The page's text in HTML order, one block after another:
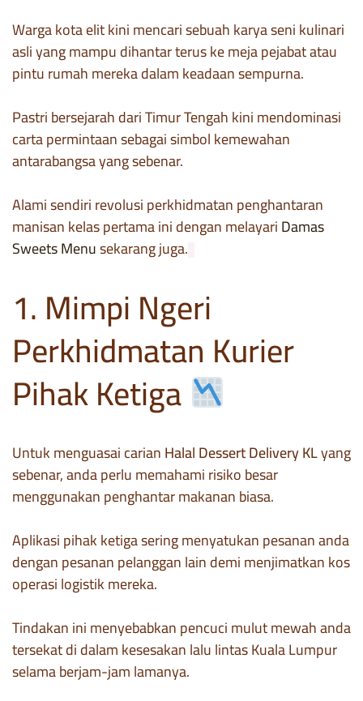
Warga kota elit kini mencari sebuah karya seni kulinari
asli yang mampu dihantar terus ke meja pejabat atau
pintu rumah mereka dalam keadaan sempurna.
Pastri bersejarah dari Timur Tengah kini mendominasi
carta permintaan sebagai simbol kemewahan
antarabangsa yang sebenar.
Alami sendiri revolusi perkhidmatan penghantaran
manisan kelas pertama ini dengan melayariDamas
Sweets Menusekarang juga.
1. Mimpi Ngeri
Perkhidmatan Kurier
Pihak Ketiga
Untuk menguasai carianHalal Dessert Delivery KLyang
sebenar, anda perlu memahami risiko besar
menggunakan penghantar makanan biasa.
Aplikasi pihak ketiga sering menyatukan pesanan anda
dengan pesanan pelanggan lain demi menjimatkan kos
operasi logistik mereka.
Tindakan ini menyebabkan pencuci mulut mewah anda
tersekat di dalam kesesakan lalu lintas Kuala Lumpur
selama berjam-jam lamanya.